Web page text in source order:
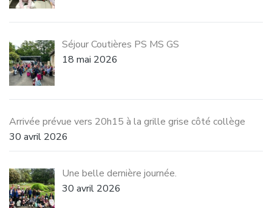
Séjour Coutières PS MS GS
18 mai 2026
Arrivée prévue vers 20h15 à la grille grise côté collège
30 avril 2026
Une belle dernière journée.
30 avril 2026